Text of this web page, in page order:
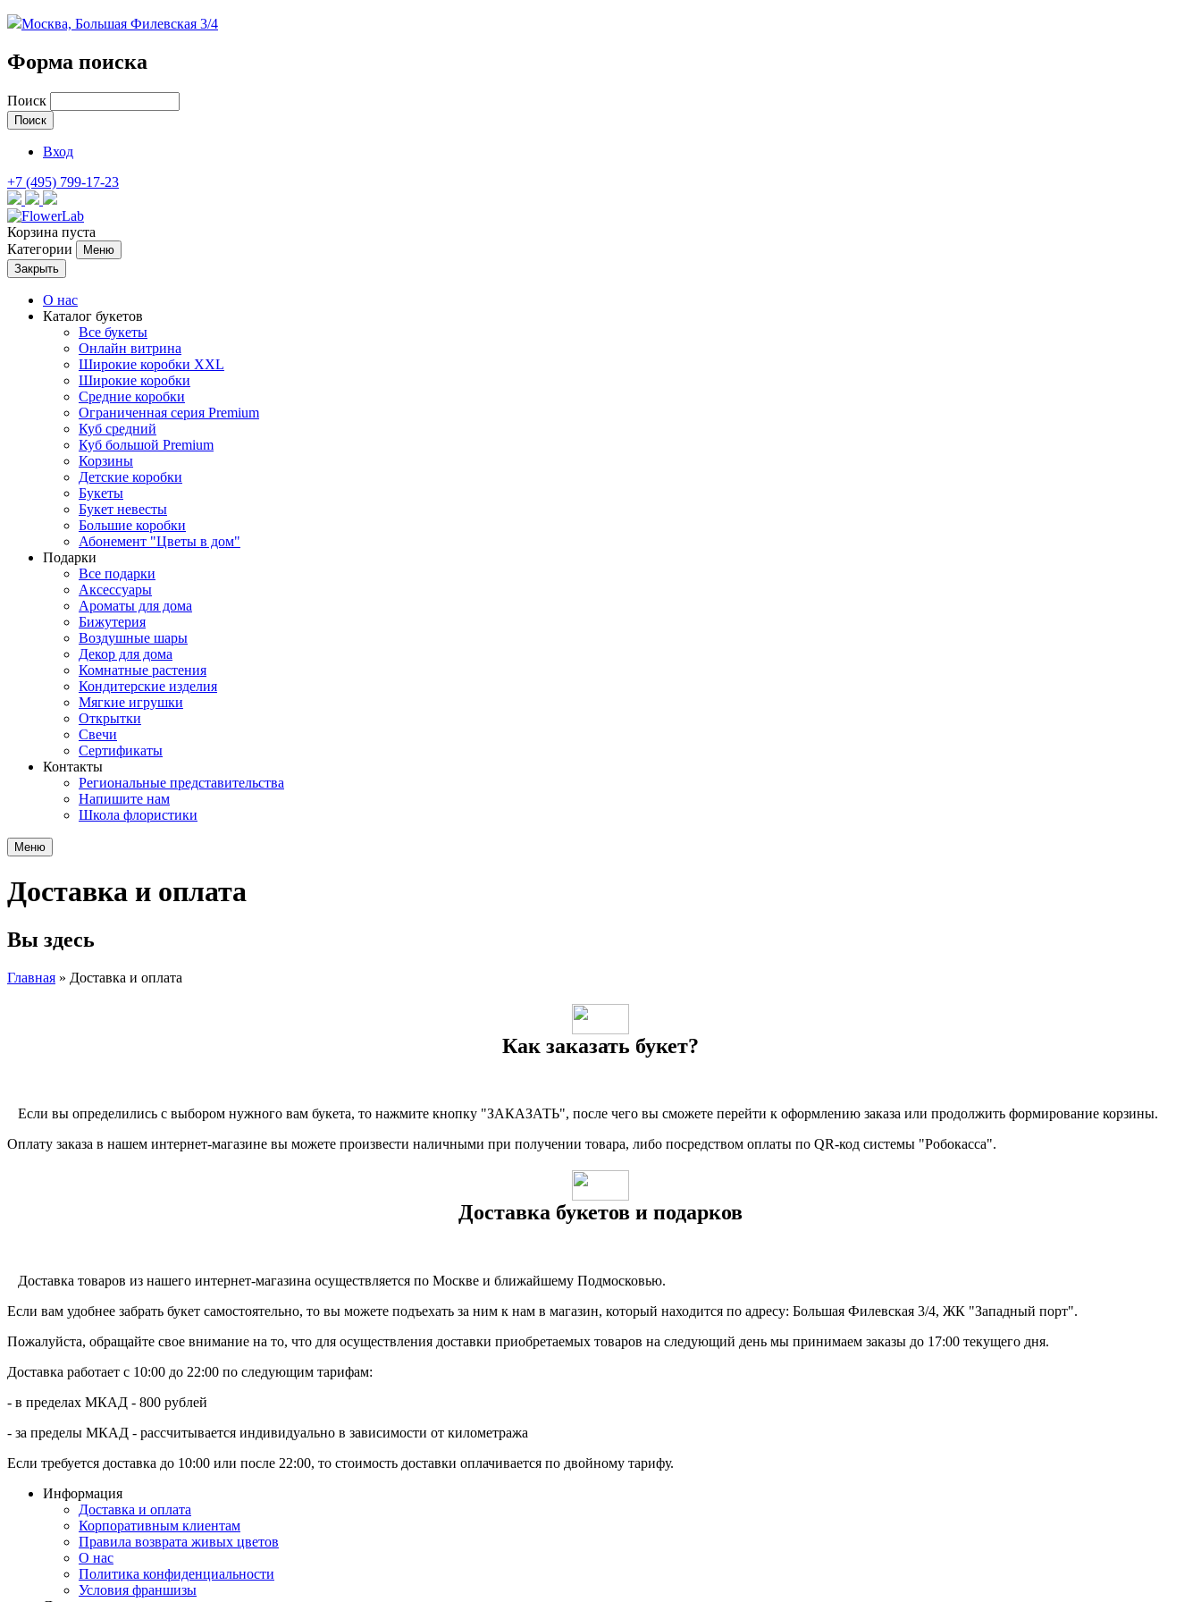
Москва, Большая Филевская 3/4
Форма поиска
Поиск
Вход
+7 (495) 799-17-23
Корзина пуста
Категории
Меню
Закрыть
О нас
Каталог букетов
Все букеты
Онлайн витрина
Широкие коробки XXL
Широкие коробки
Средние коробки
Ограниченная серия Premium
Куб средний
Куб большой Premium
Корзины
Детские коробки
Букеты
Букет невесты
Большие коробки
Абонемент "Цветы в дом"
Подарки
Все подарки
Аксессуары
Ароматы для дома
Бижутерия
Воздушные шары
Декор для дома
Комнатные растения
Кондитерские изделия
Мягкие игрушки
Открытки
Свечи
Сертификаты
Контакты
Региональные представительства
Напишите нам
Школа флористики
Меню
Доставка и оплата
Вы здесь
Главная » Доставка и оплата
Как заказать букет?
Если вы определились с выбором нужного вам букета, то нажмите кнопку "ЗАКАЗАТЬ", после чего вы сможете перейти к оформлению заказа или продолжить формирование корзины.
Оплату заказа в нашем интернет-магазине вы можете произвести наличными при получении товара, либо посредством оплаты по QR-код системы "Робокасса".
Доставка букетов и подарков
Доставка товаров из нашего интернет-магазина осуществляется по Москве и ближайшему Подмосковью.
Если вам удобнее забрать букет самостоятельно, то вы можете подъехать за ним к нам в магазин, который находится по адресу: Большая Филевская 3/4, ЖК "Западный порт".
Пожалуйста, обращайте свое внимание на то, что для осуществления доставки приобретаемых товаров на следующий день мы принимаем заказы до 17:00 текущего дня.
Доставка работает с 10:00 до 22:00 по следующим тарифам:
- в пределах МКАД - 800 рублей
- за пределы МКАД - рассчитывается индивидуально в зависимости от километража
Если требуется доставка до 10:00 или после 22:00, то стоимость доставки оплачивается по двойному тарифу.
Информация
Доставка и оплата
Корпоративным клиентам
Правила возврата живых цветов
О нас
Политика конфиденциальности
Условия франшизы